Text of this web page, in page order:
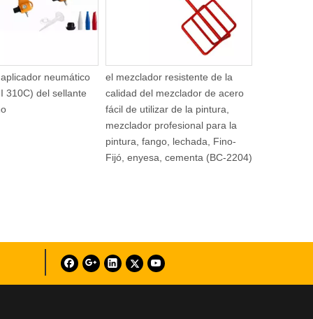
neumático
310C) del sellante
el mezclador resistente de la
calidad del mezclador de acero
fácil de utilizar de la pintura,
mezclador profesional para la
pintura, fango, lechada, Fino-
Fijó, enyesa, cementa (BC-2204)